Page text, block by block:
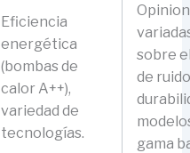
Eficiencia
energética
(bombas de
calor A++),
variedad de
tecnologías.
sobre
de
gama